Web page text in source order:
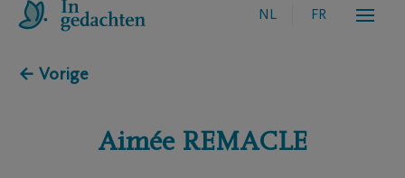
NL FR
← Vorige
Aimée REMACLE